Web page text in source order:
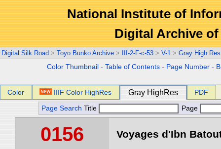
National Institute of
Digital Archive
Digital Silk Road > Toyo Bunko Archive > III-2-F-c-53 > V-1 > Gray High
Color Thumbnail -Table of Contents - Page Number -
Color IIIF Color HighRes Gray HighRes PDF
Page Search Title Page
0156 Voyages d'Ibn